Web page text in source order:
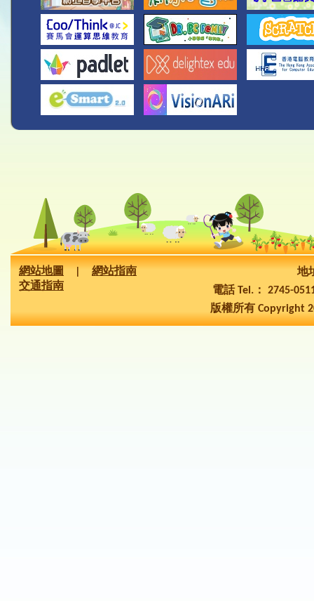
網站地圖
網站指南
交通指南
地
電話 Tel.： 2745-
版權所有 Copyright